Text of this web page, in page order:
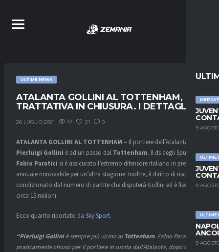
9
ULTIME
9
ULTIME
9
ULTIME NEWS
ATALANTA GOLLINI AL TOTTENHAM,
TRATTATIVA IN CHIUSURA. I DETTAGLI
26 LUGLIO 2021 32 21 0
ATALANTA GOLLINI AL TOTTENHAM – Il portiere dell’Atalanta
Pierluigi Gollini è ad un passo dal Tottenham. Il ds degli Spurs
Fabio Paratici si è assicurato l’estremo difensore italiano in prestito
annuale rinnovabile per un’altra stagione. Inoltre, il diritto di riscatto è
condizionato dal numero di partite che disputerà Gollini ed è fissato a
circa 15 milioni.
Ecco quanto riportato da Sky Sport.
“Pierluigi Golliniè sempre più vicino alTottenham. Fabio Paratici ha
praticamente chiuso per il portiere in uscita dall’Atalanta, dopo che